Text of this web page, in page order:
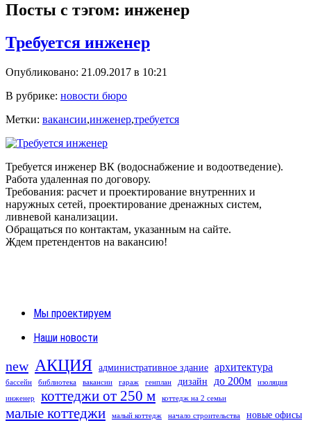
Посты с тэгом: инженер
Требуется инженер
Опубликовано: 21.09.2017 в 10:21
В рубрике: новости бюро
Метки: вакансии,инженер,требуется
Требуется инженер ВК (водоснабжение и водоотведение).
Работа удаленная по договору.
Требования: расчет и проектирование внутренних и
наружных сетей, проектирование дренажных систем,
ливневой канализации.
Обращаться по контактам, указанным на сайте.
Ждем претендентов на вакансию!
Мы проектируем
Наши новости
new АКЦИЯ административное здание архитектура
бассейн библиотека вакансии гараж генплан дизайн до 200м изоляция
инженер коттеджи от 250 м коттедж на 2 семьи
малые коттеджи малый коттедж начало строительства
новые офисы